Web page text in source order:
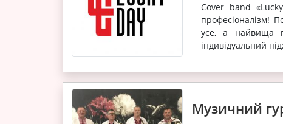
Сover band
професіоналізм!
усе, а найвища
індивідуальний
Музичний